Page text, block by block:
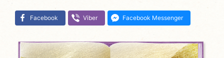
Facebook Viber Facebook Messenger